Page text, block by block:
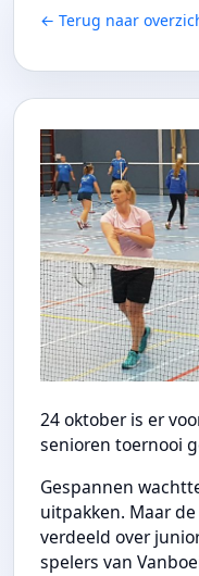
← Terug naar
24 oktober is er
senioren toernooi
Gespannen
uitpakken. Maar
verdeeld over
spelers van